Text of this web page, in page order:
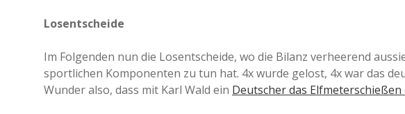
Losentscheide
Im Folgenden nun die Losentscheide, wo die Bilanz verheerend
sportlichen Komponenten zu tun hat. 4x wurde gelost, 4x war das
Wunder also, dass mit Karl Wald ein Deutscher das